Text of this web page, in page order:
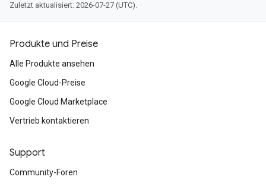
Zuletzt aktualisiert: 2026-07-27 (UTC).
Produkte und Preise
Alle Produkte ansehen
Google Cloud-Preise
Google Cloud Marketplace
Vertrieb kontaktieren
Support
Community-Foren